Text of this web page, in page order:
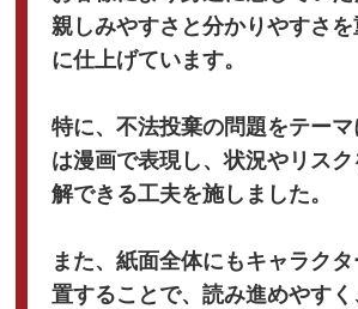
親しみやすさと分かりやすさ
に仕上げています。
特に、不法投棄の問題をテー
は漫画で表現し、状況やリス
解できる工夫を施しました。
また、紙面全体にもキャラク
置することで、読み進めやす